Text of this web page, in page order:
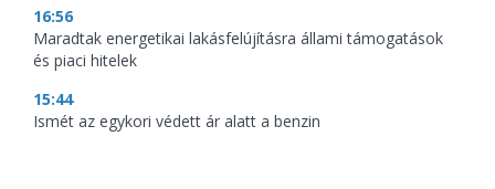
16:56
Maradtak energetikai lakásfelújításra állami támogatások
és piaci hitelek
15:44
Ismét az egykori védett ár alatt a benzin